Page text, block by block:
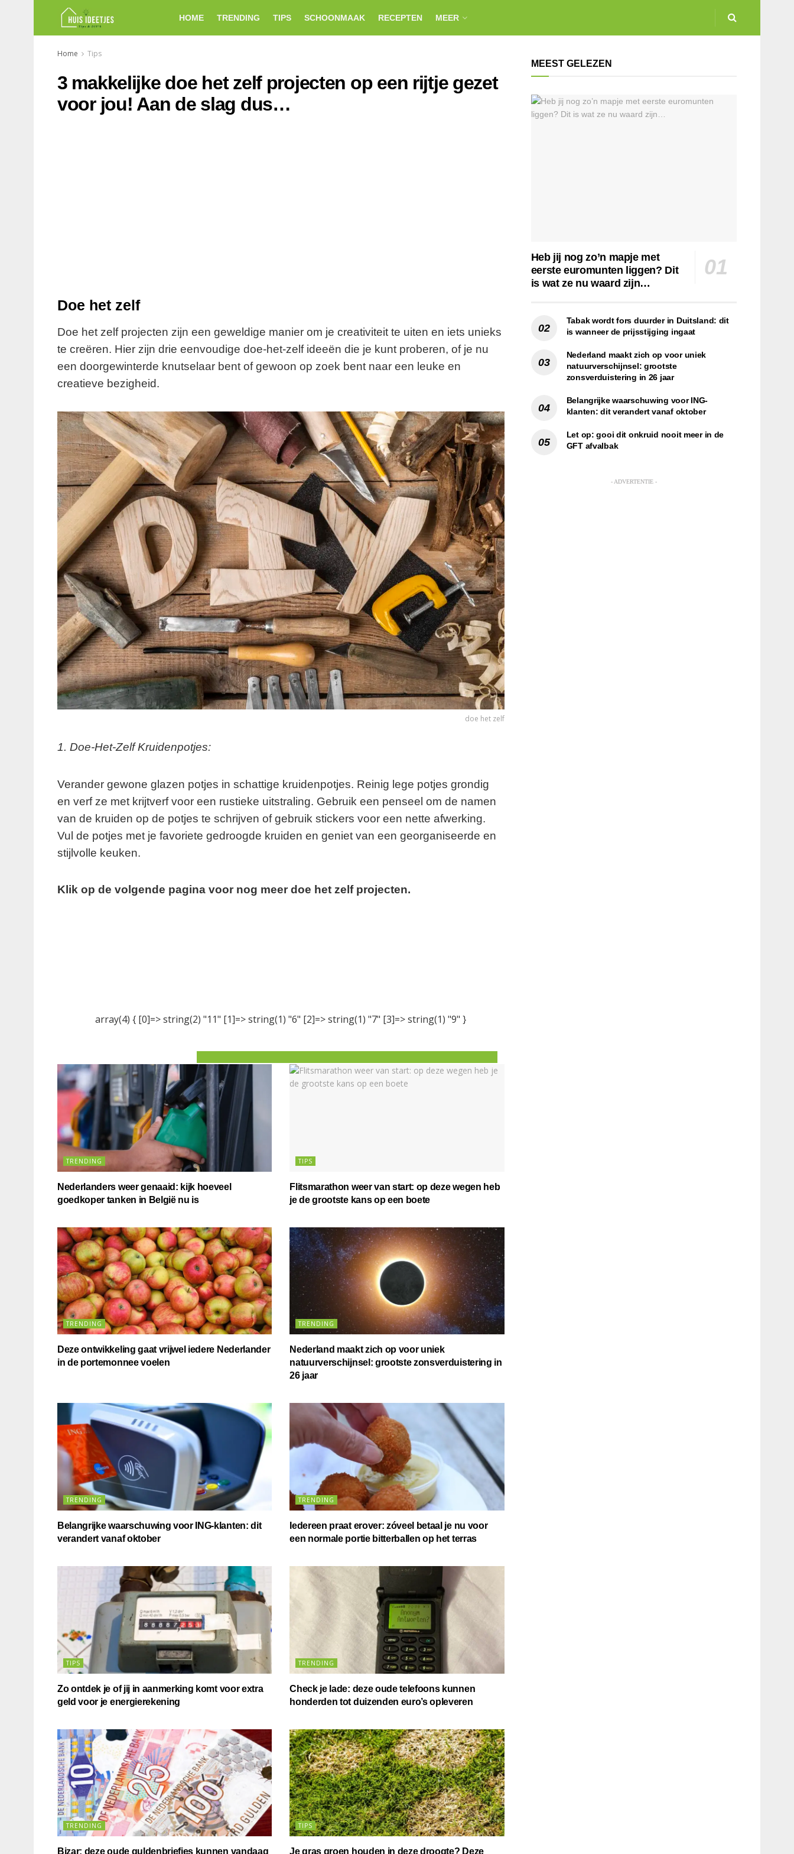
HOME TRENDING TIPS SCHOONMAAK RECEPTEN MEER
Home Tips
3 makkelijke doe het zelf projecten op een rijtje gezet
voor jou! Aan de slag dus…
Doe het zelf
Doe het zelf projecten zijn een geweldige manier om je creativiteit te uiten en iets unieks
te creëren. Hier zijn drie eenvoudige doe-het-zelf ideeën die je kunt proberen, of je nu
een doorgewinterde knutselaar bent of gewoon op zoek bent naar een leuke en
creatieve bezigheid.
doe het zelf
1. Doe-Het-Zelf Kruidenpotjes:
Verander gewone glazen potjes in schattige kruidenpotjes. Reinig lege potjes grondig
en verf ze met krijtverf voor een rustieke uitstraling. Gebruik een penseel om de namen
van de kruiden op de potjes te schrijven of gebruik stickers voor een nette afwerking.
Vul de potjes met je favoriete gedroogde kruiden en geniet van een georganiseerde en
stijlvolle keuken.
Klik op de volgende pagina voor nog meer doe het zelf projecten.
array(4) { [0]=> string(2) "11" [1]=> string(1) "6" [2]=> string(1) "7" [3]=> string(1) "9" }
TRENDING
Nederlanders weer genaaid: kijk hoeveel
goedkoper tanken in België nu is
TIPS
Flitsmarathon weer van start: op deze wegen heb
je de grootste kans op een boete
TRENDING
Deze ontwikkeling gaat vrijwel iedere Nederlander
in de portemonnee voelen
TRENDING
Nederland maakt zich op voor uniek
natuurverschijnsel: grootste zonsverduistering in
26 jaar
TRENDING
Belangrijke waarschuwing voor ING-klanten: dit
verandert vanaf oktober
TRENDING
Iedereen praat erover: zóveel betaal je nu voor
een normale portie bitterballen op het terras
TIPS
Zo ontdek je of jij in aanmerking komt voor extra
geld voor je energierekening
TRENDING
Check je lade: deze oude telefoons kunnen
honderden tot duizenden euro’s opleveren
TRENDING
Bizar: deze oude guldenbriefjes kunnen vandaag
TIPS
Je gras groen houden in deze droogte? Deze
MEEST GELEZEN
Heb jij nog zo’n mapje met
eerste euromunten liggen? Dit
is wat ze nu waard zijn…
Tabak wordt fors duurder in Duitsland: dit
is wanneer de prijsstijging ingaat
Nederland maakt zich op voor uniek
natuurverschijnsel: grootste
zonsverduistering in 26 jaar
Belangrijke waarschuwing voor ING-
klanten: dit verandert vanaf oktober
Let op: gooi dit onkruid nooit meer in de
GFT afvalbak
- ADVERTENTIE -